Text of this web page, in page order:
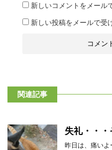
新しいコメントをメール
新しい投稿をメールで受
関連記事
失礼・・・
昨日は、痛い